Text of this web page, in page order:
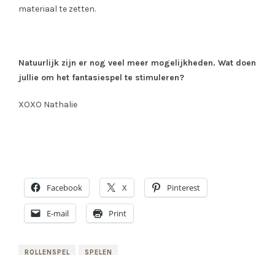
materiaal te zetten.
Natuurlijk zijn er nog veel meer mogelijkheden. Wat doen
jullie om het fantasiespel te stimuleren?
XOXO Nathalie
Facebook X Pinterest
E-mail Print
ROLLENSPEL SPELEN